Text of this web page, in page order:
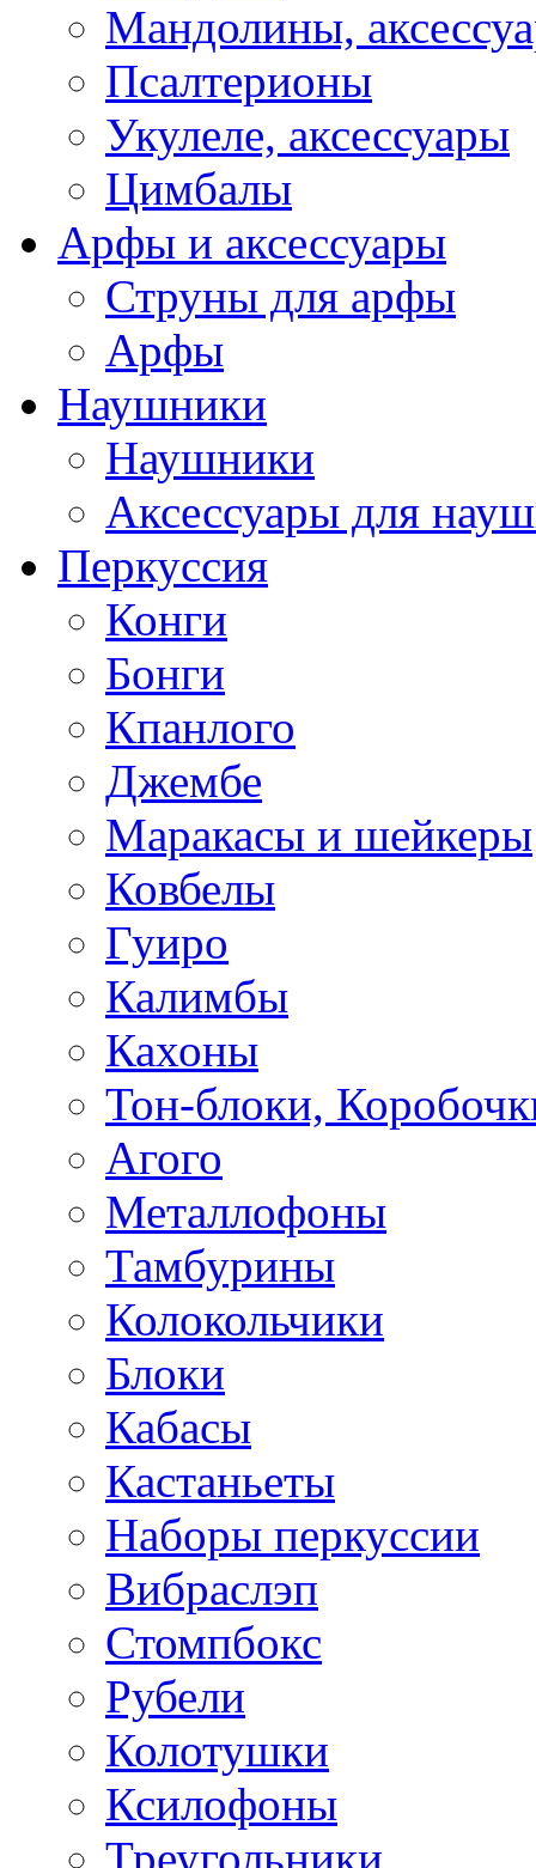
Мандолины,
Псалтерионы
Укулеле, аксессуары
Цимбалы
Арфы и аксессуары
Струны для арфы
Арфы
Наушники
Наушники
Аксессуары для
Перкуссия
Конги
Бонги
Кпанлого
Джембе
Маракасы и шейкеры
Ковбелы
Гуиро
Калимбы
Кахоны
Тон-блоки,
Агого
Металлофоны
Тамбурины
Колокольчики
Блоки
Кабасы
Кастаньеты
Наборы перкуссии
Вибраслэп
Стомпбокс
Рубели
Колотушки
Ксилофоны